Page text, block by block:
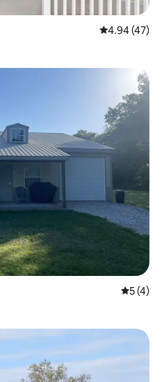
平均评分
4.94 (47)
平均评分
5 (4)